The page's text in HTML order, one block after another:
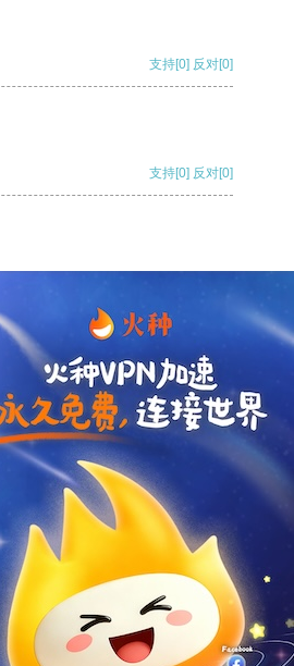
支持[0] 反对[0]
支持[0] 反对[0]
支持 [0] 反对 [0]
支持
旋风加速器